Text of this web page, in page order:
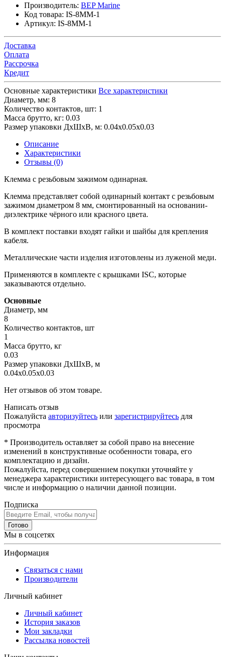
Производитель: BEP Marine
Код товара: IS-8MM-1
Артикул: IS-8MM-1
Доставка
Оплата
Рассрочка
Кредит
Основные характеристики Все характеристики
Диаметр, мм: 8
Количество контактов, шт: 1
Масса брутто, кг: 0.03
Размер упаковки ДхШхВ, м: 0.04x0.05x0.03
Описание
Характеристики
Отзывы (0)
Клемма с резьбовым зажимом одинарная.
Клемма представляет собой одинарный контакт с резьбовым
зажимом диаметром 8 мм, смонтированный на основании-
диэлектрике чёрного или красного цвета.
В комплект поставки входят гайки и шайбы для крепления
кабеля.
Металлические части изделия изготовлены из луженой меди.
Применяются в комплекте с крышками ISC, которые
заказываются отдельно.
Основные
Диаметр, мм
8
Количество контактов, шт
1
Масса брутто, кг
0.03
Размер упаковки ДхШхВ, м
0.04x0.05x0.03
Нет отзывов об этом товаре.
Написать отзыв
Пожалуйста авторизуйтесь или зарегистрируйтесь для
просмотра
* Производитель оставляет за собой право на внесение
изменений в конструктивные особенности товара, его
комплектацию и дизайн.
Пожалуйста, перед совершением покупки уточняйте у
менеджера характеристики интересующего вас товара, в том
числе и информацию о наличии данной позиции.
Подписка
Готово
Мы в соцсетях
Информация
Связаться с нами
Производители
Личный кабинет
Личный кабинет
История заказов
Мои закладки
Рассылка новостей